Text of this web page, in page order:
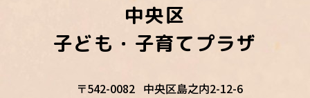
中央区
子ども・子育てプラザ
〒542-0082 中央区島之内2-12-6